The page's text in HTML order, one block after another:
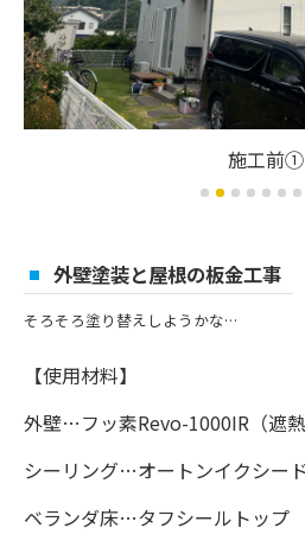
施工前①
外壁塗装と屋根の板金工事
そろそろ塗り替えしようかな…
【使用材料】
外壁…フッ素Revo-1000IR（遮熱
シーリング…オートンイクシード
ベランダ床…タフシールトップ